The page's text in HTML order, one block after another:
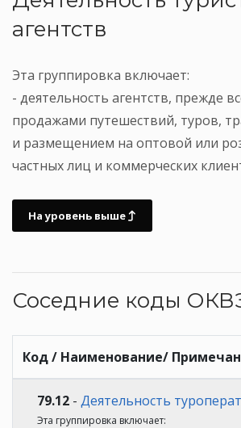
агентств
Эта группировка включает:
- деятельность агентств, прежде
продажами путешествий, туров,
и размещением на оптовой или
частных лиц и коммерческих
На уровень выше
Соседние коды
Код / Наименование/
79.12 - Деятельность
Эта группировка включает: